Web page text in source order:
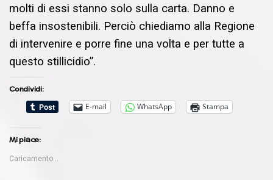
molti di essi stanno solo sulla carta. Danno e
beffa insostenibili. Perciò chiediamo alla Regione
di intervenire e porre fine una volta e per tutte a
questo stillicidio”.
Condividi:
E-mail
WhatsApp Stampa
Mi piace:
Caricamento...